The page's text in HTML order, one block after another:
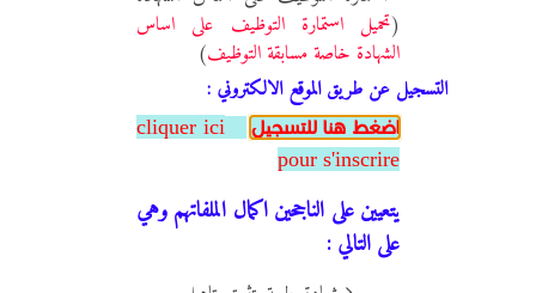
(تحميل استمارة التوظيف على اساس
الشهادة خاصة مسابقة التوظيف)
التسجيل عن طريق الموقع الالكتروني :
اضغط هنا للتسجيل
cliquer ici
pour s'inscrire
يتعيين على الناجحين اكمال الملفاتهم وهي
على التالي :